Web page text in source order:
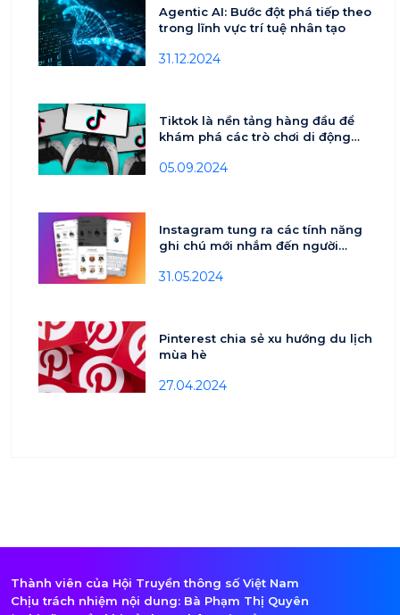
Agentic AI: Bước đột phá tiếp theo
trong lĩnh vực trí tuệ nhân tạo
31.12.2024
Tiktok là nền tảng hàng đầu để
khám phá các trò chơi di động
05.09.2024
Instagram tung ra các tính năng
ghi chú mới nhắm đến người
31.05.2024
Pinterest chia sẻ xu hướng du lịch
mùa hè
27.04.2024
Thành viên của Hội Truyền thông số Việt Nam
Chịu trách nhiệm nội dung: Bà Phạm Thị Quyên